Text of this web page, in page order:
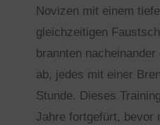
Novizen mit einem
gleichzeitigen
brannten
ab, jedes mit einer
Stunde. Dieses
Jahre fortgefürt, bevor